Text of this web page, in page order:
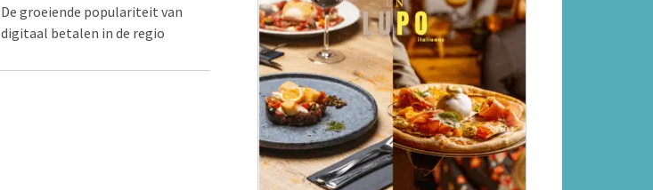
De groeiende populariteit van
digitaal betalen in de regio